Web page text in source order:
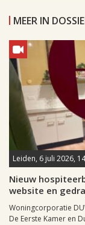
MEER IN
Leiden, 6 juli 2026,
Nieuw
website en
Woningcorporatie
De Eerste Kamer en